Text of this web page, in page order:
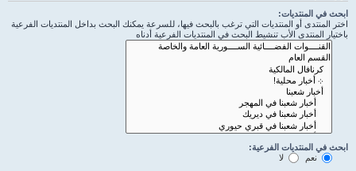
ابحث في المنتديات:
اختر المنتدى أو المنتديات التي ترغب بالبحث فيها، للسرعة يمكنك البحث بداخل المنتديات الفرعية
باختيار المنتدى الأب تنشيط البحث في المنتديات الفرعية أدناه
ابحث في المنتديات الفرعية:
نعم
لا